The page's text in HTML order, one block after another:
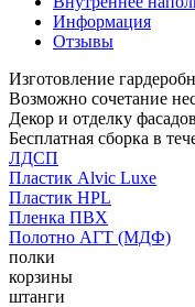
Информация
Отзывы
Изготовление
Возможно сочетание
Декор и отделку
Бесплатная сборка в
ЛДСП
Пластик Alvic Luxe
Пластик HPL
Пленка ПВХ
Полотно АГТ (МДФ)
полки
корзины
штанги